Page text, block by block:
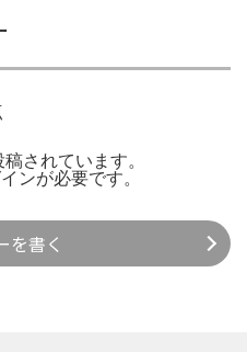
されています。
ンが必要です。
を書く